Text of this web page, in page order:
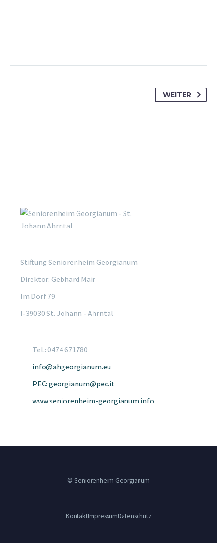
WEITER
Stiftung Seniorenheim Georgianum
Direktor: Gebhard Mair
Im Dorf 79
I-39030 St. Johann - Ahrntal
Tel.: 0474 671780
info@ahgeorgianum.eu
PEC: georgianum@pec.it
www.seniorenheim-georgianum.info
© Seniorenheim Georgianum
KontaktImpressumDatenschutz